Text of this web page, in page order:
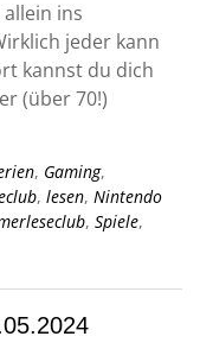
ins
jeder kann
kannst du dich
(über 70!)
, Gaming,
, lesen, Nintendo
, Spiele,